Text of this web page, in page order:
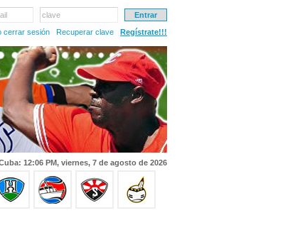
clave
cerrar sesión
Recuperar clave Regístrate!!!
12:06 PM, viernes, 7 de agosto de 2026